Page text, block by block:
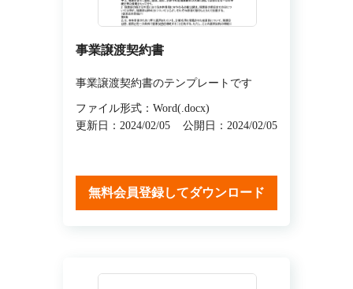
事業譲渡契約書
事業譲渡契約書のテンプレートです
ファイル形式：Word(.docx)
更新日：2024/02/05
公開日：2024/02/05
無料会員登録してダウンロード